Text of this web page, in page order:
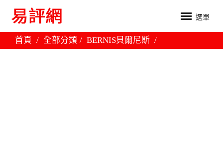
選單
首頁 全部分類 BERNIS貝爾尼斯